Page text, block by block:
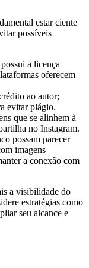
estar ciente
possíveis
a licença
oferecem
ao​ autor;
evitar⁤ plágio.
‍que se alinhem‌ à
no Instagram.
possam parecer
imagens
a⁢ conexão ⁢com⁢
a visibilidade do⁣
estratégias‍ como
seu alcance​ e